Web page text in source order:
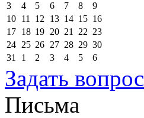
3
4 5 6 7 8
9
10 11 12 13 14 15 16
17 18 19 20 21 22 23
24 25 26 27 28 29 30
31
1 2 3 4 5 6
Задать вопрос
Письма